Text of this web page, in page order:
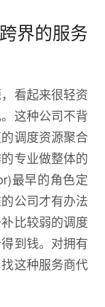
界的服务
看起来很轻资
这种公司不背
调度资源聚合
专业做整体的
最早的角色定
公司才有办法
比较弱的调度
到钱。对拥有
这种服务商代